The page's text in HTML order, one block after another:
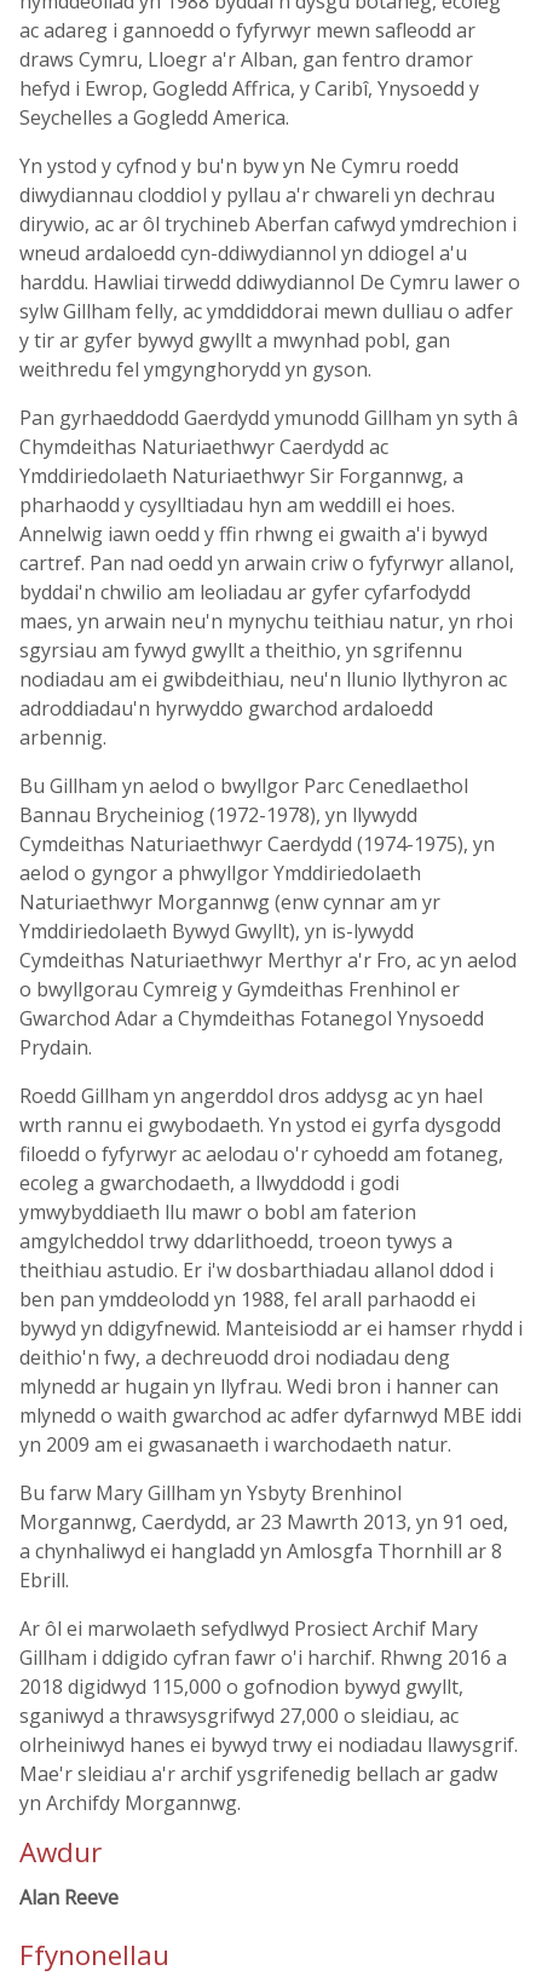
ac adareg i gannoedd o fyfyrwyr mewn safleodd ar
draws Cymru, Lloegr a'r Alban, gan fentro dramor
hefyd i Ewrop, Gogledd Affrica, y Caribî, Ynysoedd y
Seychelles a Gogledd America.
Yn ystod y cyfnod y bu'n byw yn Ne Cymru roedd
diwydiannau cloddiol y pyllau a'r chwareli yn dechrau
dirywio, ac ar ôl trychineb Aberfan cafwyd ymdrechion i
wneud ardaloedd cyn-ddiwydiannol yn ddiogel a'u
harddu. Hawliai tirwedd ddiwydiannol De Cymru lawer o
sylw Gillham felly, ac ymddiddorai mewn dulliau o adfer
y tir ar gyfer bywyd gwyllt a mwynhad pobl, gan
weithredu fel ymgynghorydd yn gyson.
Pan gyrhaeddodd Gaerdydd ymunodd Gillham yn syth â
Chymdeithas Naturiaethwyr Caerdydd ac
Ymddiriedolaeth Naturiaethwyr Sir Forgannwg, a
pharhaodd y cysylltiadau hyn am weddill ei hoes.
Annelwig iawn oedd y ffin rhwng ei gwaith a'i bywyd
cartref. Pan nad oedd yn arwain criw o fyfyrwyr allanol,
byddai'n chwilio am leoliadau ar gyfer cyfarfodydd
maes, yn arwain neu'n mynychu teithiau natur, yn rhoi
sgyrsiau am fywyd gwyllt a theithio, yn sgrifennu
nodiadau am ei gwibdeithiau, neu'n llunio llythyron ac
adroddiadau'n hyrwyddo gwarchod ardaloedd
arbennig.
Bu Gillham yn aelod o bwyllgor Parc Cenedlaethol
Bannau Brycheiniog (1972-1978), yn llywydd
Cymdeithas Naturiaethwyr Caerdydd (1974-1975), yn
aelod o gyngor a phwyllgor Ymddiriedolaeth
Naturiaethwyr Morgannwg (enw cynnar am yr
Ymddiriedolaeth Bywyd Gwyllt), yn is-lywydd
Cymdeithas Naturiaethwyr Merthyr a'r Fro, ac yn aelod
o bwyllgorau Cymreig y Gymdeithas Frenhinol er
Gwarchod Adar a Chymdeithas Fotanegol Ynysoedd
Prydain.
Roedd Gillham yn angerddol dros addysg ac yn hael
wrth rannu ei gwybodaeth. Yn ystod ei gyrfa dysgodd
filoedd o fyfyrwyr ac aelodau o'r cyhoedd am fotaneg,
ecoleg a gwarchodaeth, a llwyddodd i godi
ymwybyddiaeth llu mawr o bobl am faterion
amgylcheddol trwy ddarlithoedd, troeon tywys a
theithiau astudio. Er i'w dosbarthiadau allanol ddod i
ben pan ymddeolodd yn 1988, fel arall parhaodd ei
bywyd yn ddigyfnewid. Manteisiodd ar ei hamser rhydd i
deithio'n fwy, a dechreuodd droi nodiadau deng
mlynedd ar hugain yn llyfrau. Wedi bron i hanner can
mlynedd o waith gwarchod ac adfer dyfarnwyd MBE iddi
yn 2009 am ei gwasanaeth i warchodaeth natur.
Bu farw Mary Gillham yn Ysbyty Brenhinol
Morgannwg, Caerdydd, ar 23 Mawrth 2013, yn 91 oed,
a chynhaliwyd ei hangladd yn Amlosgfa Thornhill ar 8
Ebrill.
Ar ôl ei marwolaeth sefydlwyd Prosiect Archif Mary
Gillham i ddigido cyfran fawr o'i harchif. Rhwng 2016 a
2018 digidwyd 115,000 o gofnodion bywyd gwyllt,
sganiwyd a thrawsysgrifwyd 27,000 o sleidiau, ac
olrheiniwyd hanes ei bywyd trwy ei nodiadau llawysgrif.
Mae'r sleidiau a'r archif ysgrifenedig bellach ar gadw
yn Archifdy Morgannwg.
Awdur
Alan Reeve
Ffynonellau